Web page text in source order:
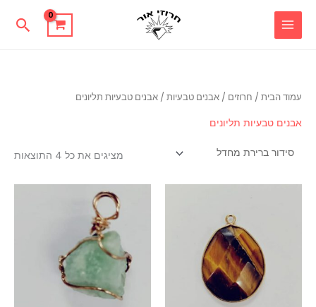
דילוג
חיפוש
עמוד הבית / חרוזים / אבנים טבעיות / אבנים טבעיות תליונים
אבנים טבעיות תליונים
מציגים את כל ⁦4⁩ התוצאות